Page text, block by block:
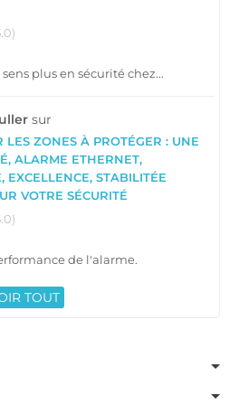
plus en sécurité chez...
sur
LES ZONES À PROTÉGER : UNE
ALARME ETHERNET,
EXCELLENCE, STABILITÉE
VOTRE SÉCURITÉ
de l'alarme.
TOUT